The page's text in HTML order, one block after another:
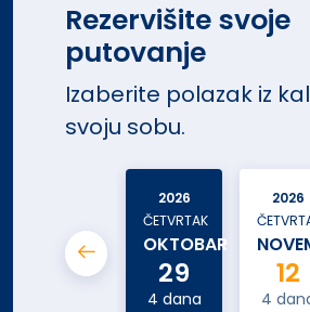
Rezervišite svoje
putovanje
Izaberite polazak iz
svoju sobu.
2026
ČETVRTAK
OKTOBAR
29
4 dana
2026
12
4